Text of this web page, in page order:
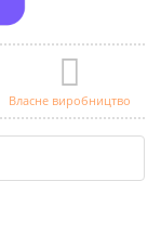
Власне виробництво